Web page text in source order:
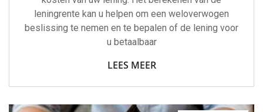
leningrente kan u helpen om een weloverwogen
beslissing te nemen en te bepalen of de lening voor
u betaalbaar
LEES MEER